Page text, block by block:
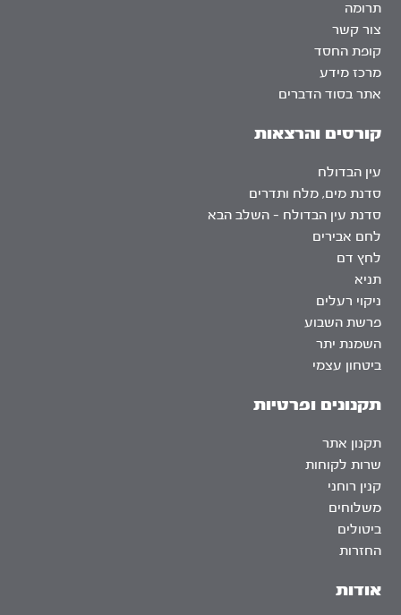
אודות
תרומה
צור קשר
קופת החסד
מרכז מידע
אתר בסוד הדברים
קורסים והרצאות
עין הבדולח
סדנת מים, מלח ותדרים
סדנת עין הבדולח – השלב הבא
לחם אבירים
לחץ דם
תניא
ניקוי רעלים
פרשת השבוע
השמנת יתר
ביטחון עצמי
תקנונים ופרטיות
תקנון אתר
שרות לקוחות
קנין רוחני
משלוחים
ביטולים
החזרות